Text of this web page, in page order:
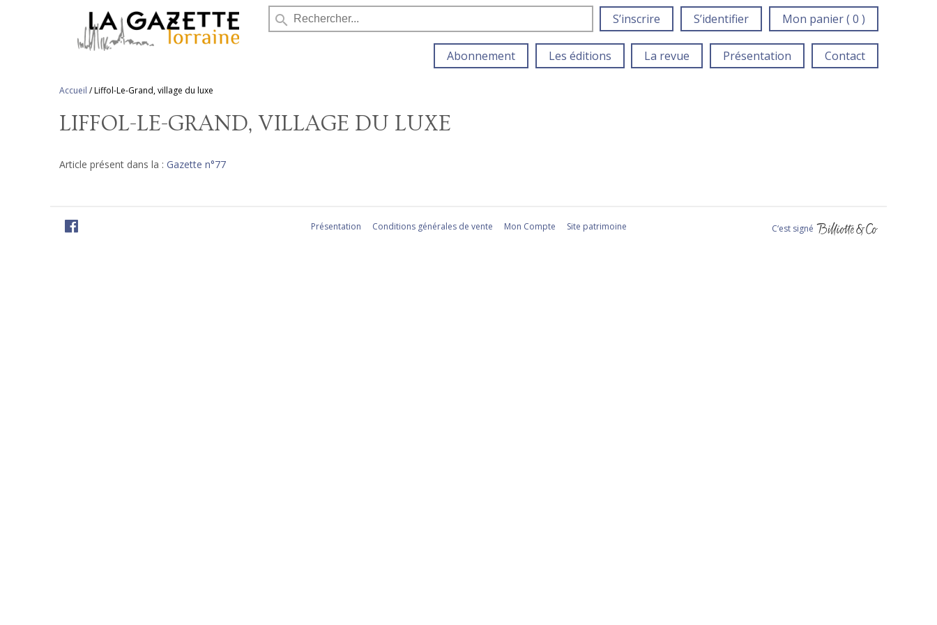
search S’inscrire S’identifier Mon panier ( 0 )
Abonnement Les éditions La revue Présentation Contact
Accueil /Liffol-Le-Grand, village du luxe
LIFFOL-LE-GRAND, VILLAGE DU LUXE
Article présent dans la : Gazette n°77
Présentation Conditions générales de vente Mon Compte Site patrimoine C‘est signé